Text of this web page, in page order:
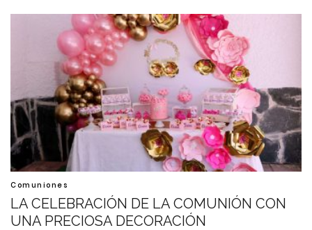
Comuniones
LA CELEBRACIÓN DE LA COMUNIÓN CON
UNA PRECIOSA DECORACIÓN